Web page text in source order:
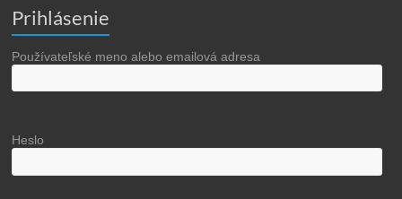
Prihlásenie
Používateľské meno alebo emailová adresa
Heslo